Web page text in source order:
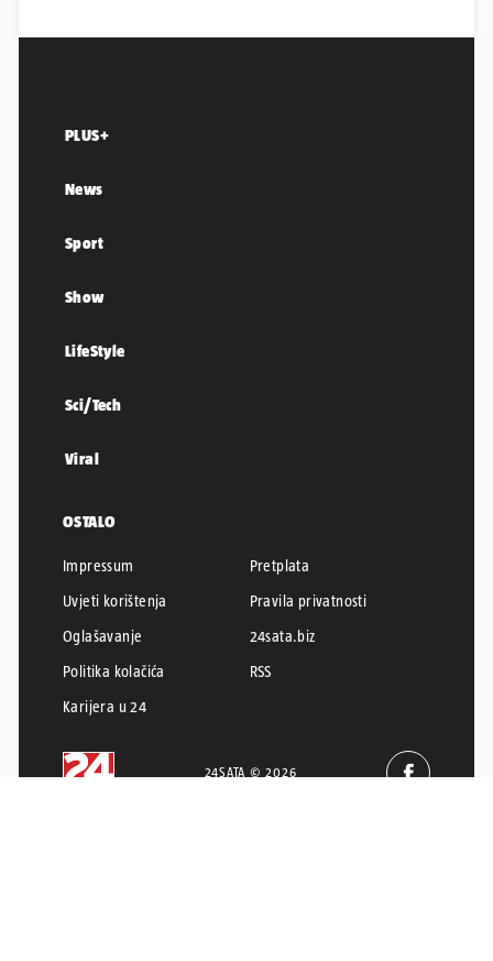
PLUS+
News
Sport
Show
LifeStyle
Sci/Tech
Viral
OSTALO
Impressum
Pretplata
Uvjeti korištenja
Pravila privatnosti
Oglašavanje
24sata.biz
Politika kolačića
RSS
Karijera u 24
24SATA © 2026